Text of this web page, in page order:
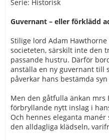
Serie: Historisk
Guvernant – eller förklädd
Stilige lord Adam
societeten, särskilt inte den
passande hustru. Därför
anställa en ny guvernant till
påverkar hans bestämda
Men den gåtfulla änkan mrs
förbryllande nytt inslag i
Och hennes eleganta
den alldagliga klädseln,